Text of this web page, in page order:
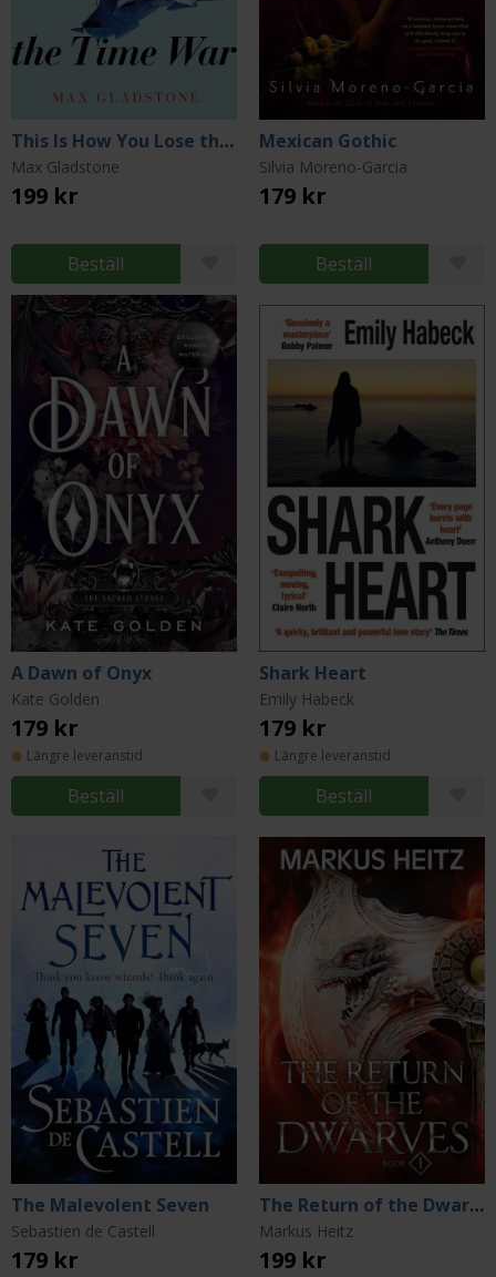
This Is How You Lose the Time War
Max Gladstone
199 kr
Beställ
Mexican Gothic
Silvia Moreno-Garcia
179 kr
Beställ
A Dawn of Onyx
Kate Golden
179 kr
Längre leveranstid
Beställ
Shark Heart
Emily Habeck
179 kr
Längre leveranstid
Beställ
The Malevolent Seven
Sebastien de Castell
179 kr
The Return of the Dwarves Book 1
Markus Heitz
199 kr